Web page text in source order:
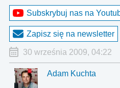
Subskrybuj nas na
Zapisz się na newsletter
30 września 2009, 04:22
Adam Kuchta